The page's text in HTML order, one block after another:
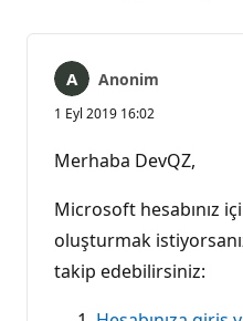
Anonim
1 Eyl 2019 16:02
Merhaba DevQZ,
Microsoft hesabınız
oluşturmak
takip edebilirsiniz: